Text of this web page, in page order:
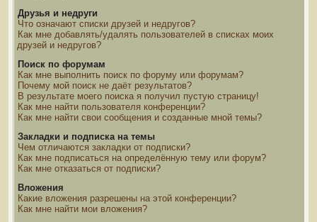
Друзья и недруги
Что означают списки друзей и недругов?
Как мне добавлять/удалять пользователей в списках моих
друзей и недругов?
Поиск по форумам
Как мне выполнить поиск по форуму или форумам?
Почему мой поиск не даёт результатов?
В результате моего поиска я получил пустую страницу!
Как мне найти пользователя конференции?
Как мне найти свои сообщения и созданные мной темы?
Закладки и подписка на темы
Чем отличаются закладки от подписки?
Как мне подписаться на определённую тему или форум?
Как мне отказаться от подписки?
Вложения
Какие вложения разрешены на этой конференции?
Как мне найти мои вложения?